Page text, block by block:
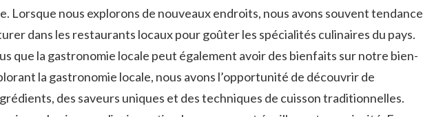
Lorsque nous explorons de nouveaux ⁣endroits, nous avons souvent tendance
dans les restaurants ​locaux pour goûter‌ les spécialités culinaires du pays.
que la gastronomie locale peut également avoir des⁣ bienfaits sur notre bien-
‌la​ gastronomie locale, nous avons l’opportunité de découvrir de
des saveurs uniques et des techniques de cuisson traditionnelles.‍